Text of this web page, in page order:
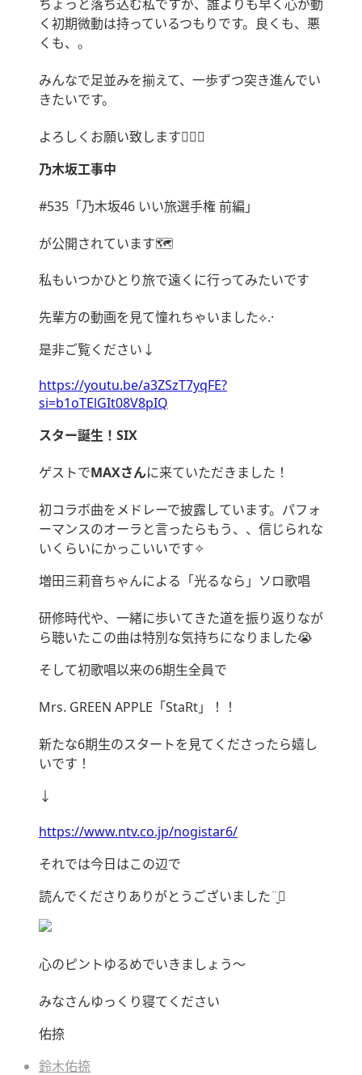
ちょっと落ち込む私ですが、誰よりも早く心が動
く初期微動は持っているつもりです。良くも、悪
くも、。
みんなで足並みを揃えて、一歩ずつ突き進んでい
きたいです。
よろしくお願い致します🙇🏻‍♀️
乃木坂工事中
#535「乃木坂46 いい旅選手権 前編」
が公開されています🗺
私もいつかひとり旅で遠くに行ってみたいです
先輩方の動画を見て憧れちゃいました⟡.·
是非ご覧ください↓
https://youtu.be/a3ZSzT7yqFE?
si=b1oTElGIt08V8pIQ
スター誕生！SIX
ゲストでMAXさんに来ていただきました！
初コラボ曲をメドレーで披露しています。パフォ
ーマンスのオーラと言ったらもう、、信じられな
いくらいにかっこいいです✧︎
増田三莉音ちゃんによる「光るなら」ソロ歌唱
研修時代や、一緒に歩いてきた道を振り返りなが
ら聴いたこの曲は特別な気持ちになりました😭
そして初歌唱以来の6期生全員で
Mrs. GREEN APPLE「StaRt」！！
新たな6期生のスタートを見てくださったら嬉し
いです！
↓
https://www.ntv.co.jp/nogistar6/
それでは今日はこの辺で
読んでくださりありがとうございました¨̮⃝
心のピントゆるめでいきましょう〜
みなさんゆっくり寝てください
佑捺
鈴木佑捺